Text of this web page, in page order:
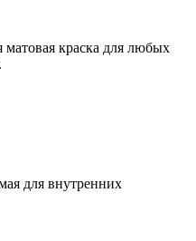
матовая краска для любых
для внутренних